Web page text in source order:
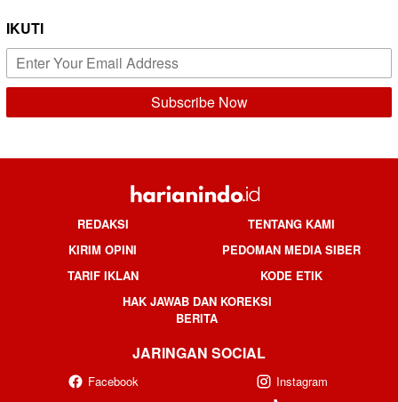
IKUTI
REDAKSI
TENTANG KAMI
KIRIM OPINI
PEDOMAN MEDIA SIBER
TARIF IKLAN
KODE ETIK
HAK JAWAB DAN KOREKSI
BERITA
JARINGAN SOCIAL
Facebook
Instagram